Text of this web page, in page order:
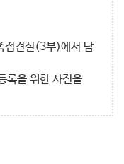
접견실(3부)에서 담
록을 위한 사진을